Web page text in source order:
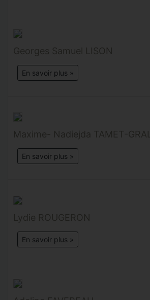
Georges Samuel LISON
En savoir plus »
Maxime- Nadiejda TAMET-GRAL
En savoir plus »
Lydie ROUGERON
En savoir plus »